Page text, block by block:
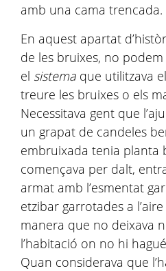
amb una cama trencada.
En aquest apartat
de les bruixes, no
el sistema que utilitzava el
treure les bruixes o els
Necessitava gent que
un grapat de candeles
embruixada tenia planta
començava per dalt,
armat amb l’esmentat
etzibar garrotades a
manera que no deixava
l’habitació on no hi
Quan considerava que